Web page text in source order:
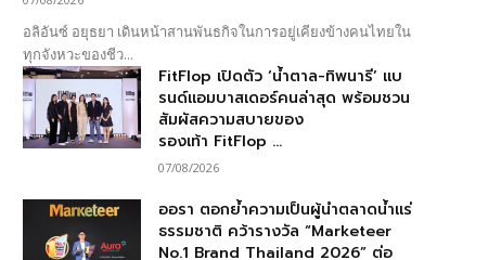
อลิอันซ์ อยุธยา เดินหน้าสานพันธกิจในการอยู่เคียงข้างคนไทยใน
ทุกจังหวะของชีว...
FitFlop เปิดตัว ‘น้ำตาล-ทิพนารี’ แบ
รนด์แอมบาสเดอร์คนล่าสุด พร้อมชวน
สัมผัสความสบายของ
รองเท้า FitFlop ...
07/08/2026
ออรา ตอกย้ำความเป็นผู้นำตลาดน้ำแร่
ธรรมชาติ คว้ารางวัล “Marketeer
No.1 Brand Thailand 2026” ต่อ